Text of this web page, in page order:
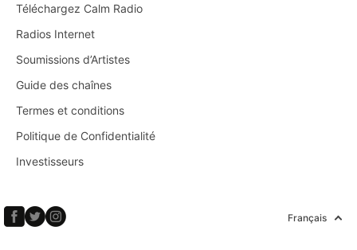
Téléchargez Calm Radio
Radios Internet
Soumissions d’Artistes
Guide des chaînes
Termes et conditions
Politique de Confidentialité
Investisseurs
Français